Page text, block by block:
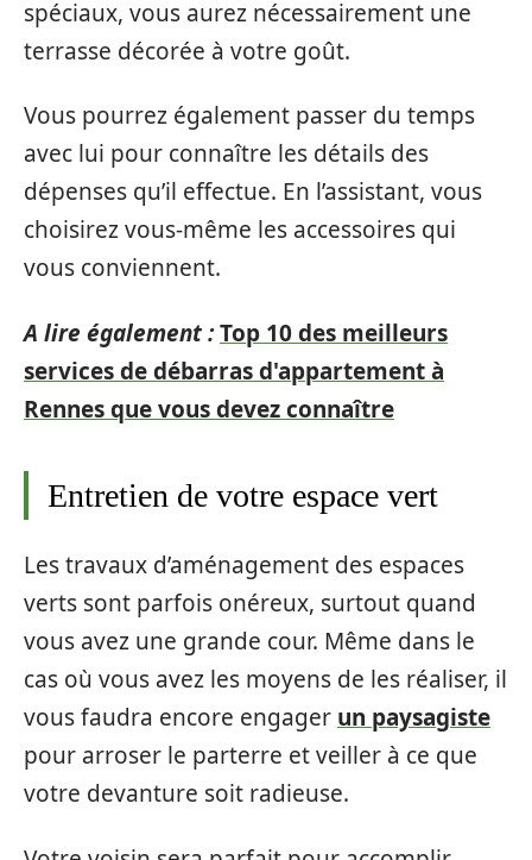
spéciaux, vous aurez nécessairement une
terrasse décorée à votre goût.
Vous pourrez également passer du temps
avec lui pour connaître les détails des
dépenses qu’il effectue. En l’assistant, vous
choisirez vous-même les accessoires qui
vous conviennent.
A lire également :Top 10 des meilleurs
services de débarras d'appartement à
Rennes que vous devez connaître
Entretien de votre espace vert
Les travaux d’aménagement des espaces
verts sont parfois onéreux, surtout quand
vous avez une grande cour. Même dans le
cas où vous avez les moyens de les réaliser, il
vous faudra encore engager un paysagiste
pour arroser le parterre et veiller à ce que
votre devanture soit radieuse.